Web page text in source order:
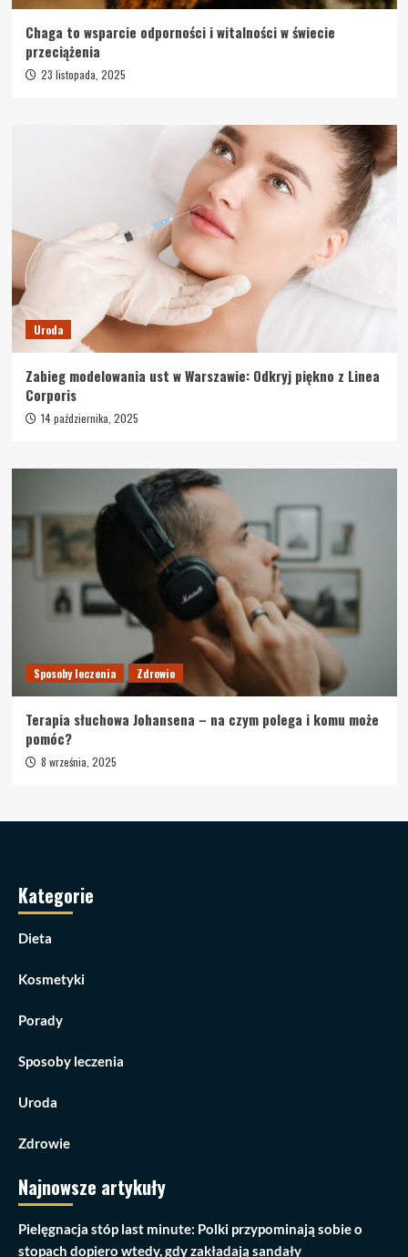
Chaga to wsparcie odporności i witalności w świecie
przeciążenia
23 listopada, 2025
Uroda
Zabieg modelowania ust w Warszawie: Odkryj piękno z Linea
Corporis
14 października, 2025
Sposoby leczenia Zdrowie
Terapia słuchowa Johansena – na czym polega i komu może
pomóc?
8 września, 2025
Kategorie
Dieta
Kosmetyki
Porady
Sposoby leczenia
Uroda
Zdrowie
Najnowsze artykuły
Pielęgnacja stóp last minute: Polki przypominają sobie o
stopach dopiero wtedy, gdy zakładają sandały